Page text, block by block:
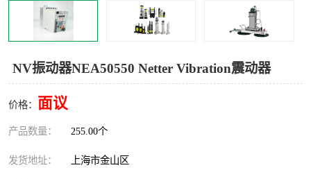
NV振动器NEA50550 Netter Vibration震动器
价格： 面议
产品数量： 255.00个
发货地址： 上海市金山区
WICHITA Cleveland 张力控制器
Warner Linear